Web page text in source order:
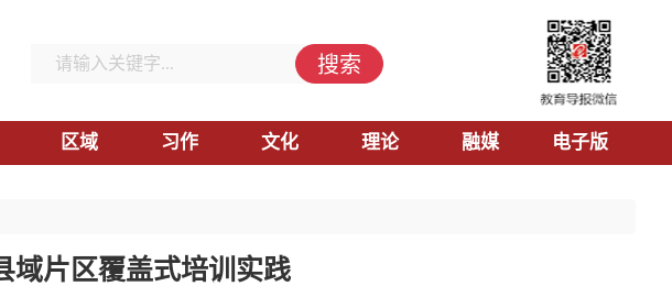
区域 习作 文化 理论 融媒 电子版
搜索
域片区覆盖式培训实践